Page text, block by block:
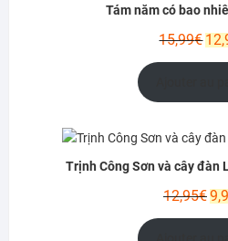
Tám năm có bao
15,99€Le
Trịnh Công Sơn và cây đàn
12,95€Le